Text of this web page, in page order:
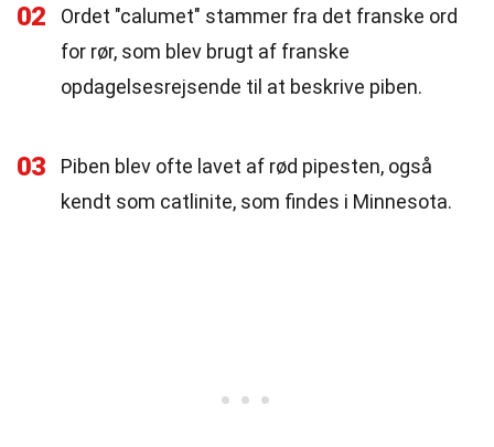
02
Ordet "calumet" stammer fra det franske ord
for rør, som blev brugt af franske
opdagelsesrejsende til at beskrive piben.
03
Piben blev ofte lavet af rød pipesten, også
kendt som catlinite, som findes i Minnesota.